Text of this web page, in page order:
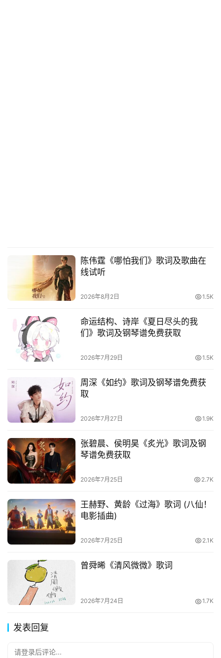
陈伟霆《哪怕我们》歌词及歌曲在
线试听
2026年8月2日 1.5K
命运结构、诗岸《夏日尽头的我
们》歌词及钢琴谱免费获取
2026年7月29日 1.5K
周深《如约》歌词及钢琴谱免费获
取
2026年7月27日 1.9K
张碧晨、侯明昊《炙光》歌词及钢
琴谱免费获取
2026年7月25日 2.7K
王赫野、黄龄《过海》歌词 (八仙！
电影插曲)
2026年7月25日 2.1K
曾舜晞《清风微微》歌词
2026年7月24日 1.7K
发表回复
请登录后评论...